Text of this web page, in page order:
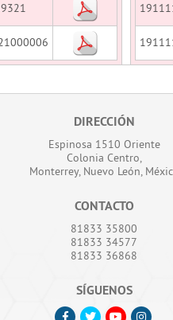
DIRECCIÓN
Espinosa 1510 Oriente
Colonia Centro,
Monterrey, Nuevo León,
CONTACTO
81833 35800
81833 34577
81833 36868
SÍGUENOS